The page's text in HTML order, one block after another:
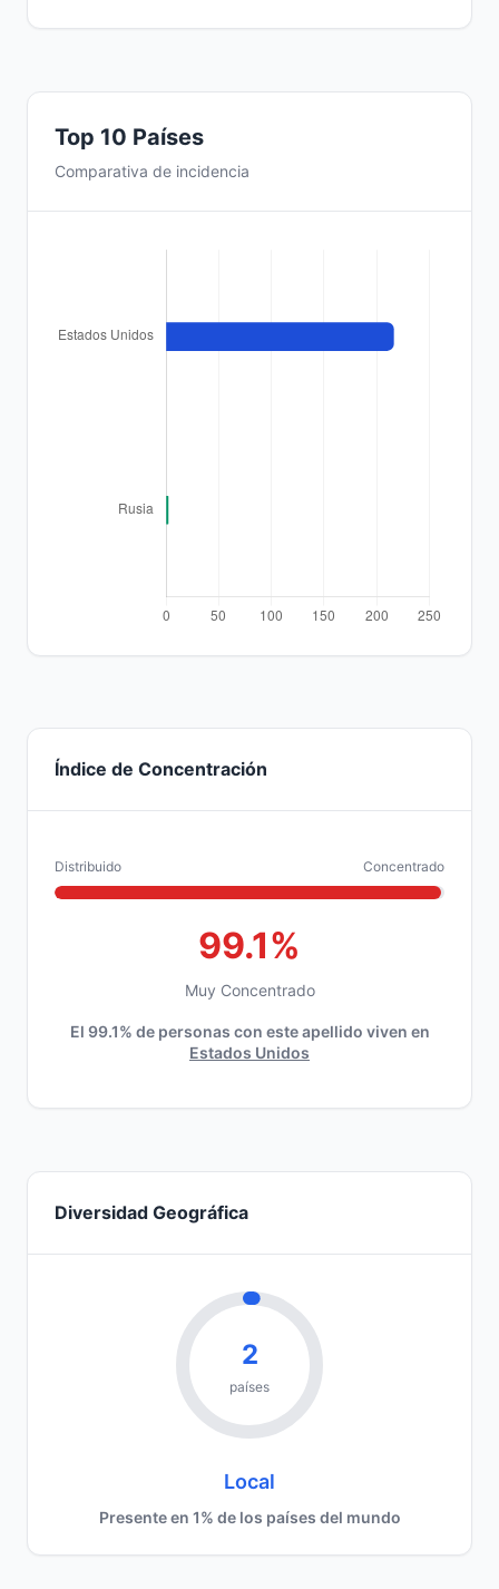
Top 10 Países
Comparativa de incidencia
Índice de Concentración
Distribuido Concentrado
99.1%
Muy Concentrado
El 99.1% de personas con este apellido viven en
Estados Unidos
Diversidad Geográfica
2
países
Local
Presente en 1% de los países del mundo